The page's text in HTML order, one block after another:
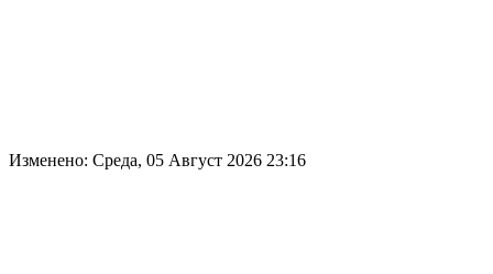
Изменено: Среда, 05 Август 2026 23:16